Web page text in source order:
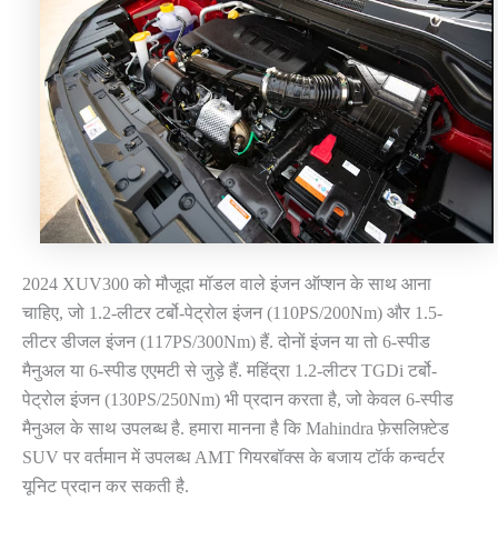
2024 XUV300 को मौजूदा मॉडल वाले इंजन ऑप्शन के साथ आना
चाहिए, जो 1.2-लीटर टर्बो-पेट्रोल इंजन (110PS/200Nm) और 1.5-
लीटर डीजल इंजन (117PS/300Nm) हैं. दोनों इंजन या तो 6-स्पीड
मैनुअल या 6-स्पीड एएमटी से जुड़े हैं. महिंद्रा 1.2-लीटर TGDi टर्बो-
पेट्रोल इंजन (130PS/250Nm) भी प्रदान करता है, जो केवल 6-स्पीड
मैनुअल के साथ उपलब्ध है. हमारा मानना है कि Mahindra फ़ेसलिफ़्टेड
SUV पर वर्तमान में उपलब्ध AMT गियरबॉक्स के बजाय टॉर्क कन्वर्टर
यूनिट प्रदान कर सकती है.